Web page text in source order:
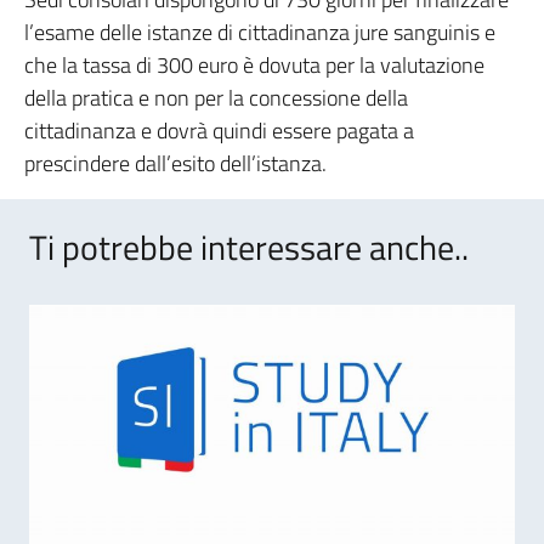
l’esame delle istanze di cittadinanza jure sanguinis e
che la tassa di 300 euro è dovuta per la valutazione
della pratica e non per la concessione della
cittadinanza e dovrà quindi essere pagata a
prescindere dall’esito dell’istanza.
Ti potrebbe interessare anche..